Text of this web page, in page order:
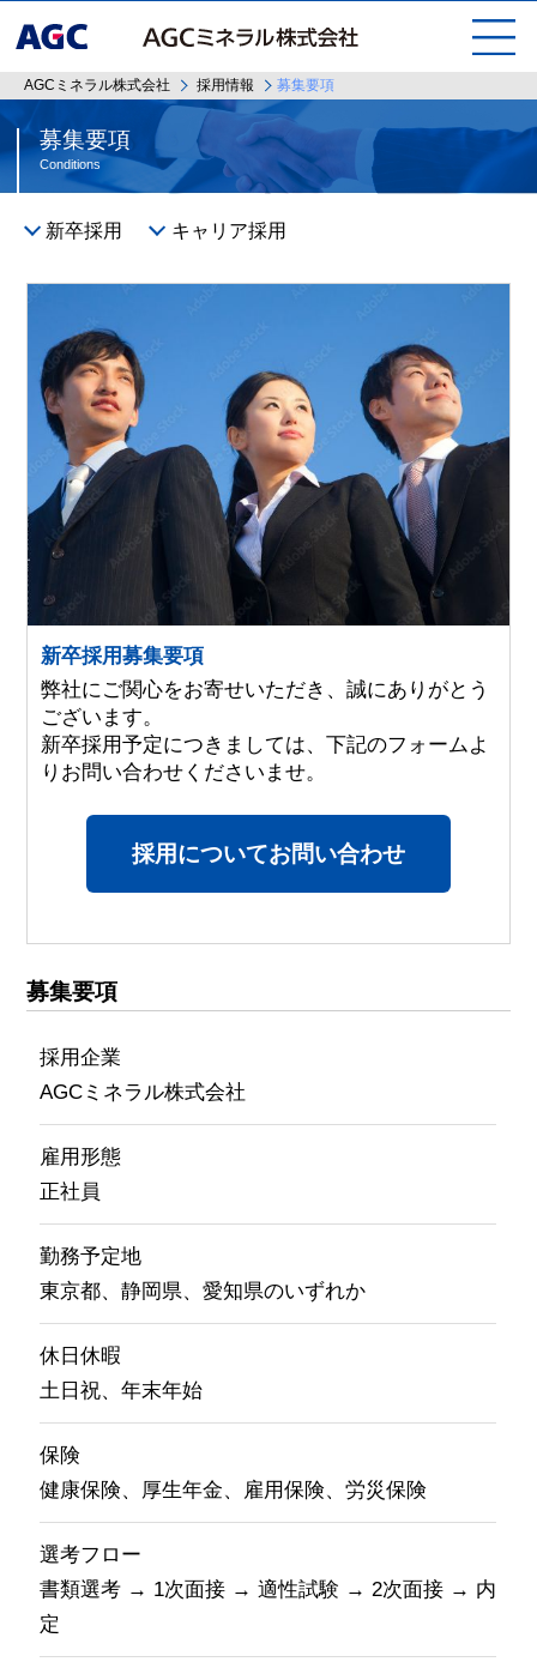
AGCミネラル株式会社 採用情報 募集要項
募集要項
Conditions
新卒採用 キャリア採用
新卒採用募集要項
弊社にご関心をお寄せいただき、誠にありがとう
ございます。
新卒採用予定につきましては、下記のフォームよ
りお問い合わせくださいませ。
採用についてお問い合わせ
募集要項
採用企業
AGCミネラル株式会社
雇用形態
正社員
勤務予定地
東京都、静岡県、愛知県のいずれか
休日休暇
土日祝、年末年始
保険
健康保険、厚生年金、雇用保険、労災保険
選考フロー
書類選考 → 1次面接 → 適性試験 → 2次面接 → 内
定